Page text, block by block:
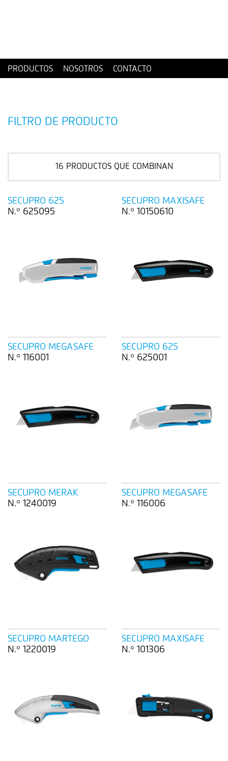
PRODUCTOS NOSOTROS CONTACTO
FILTRO DE PRODUCTO
16 PRODUCTOS QUE COMBINAN
SECUPRO 625
N.º 625095
SECUPRO MAXISAFE
N.º 10150610
SECUPRO MEGASAFE
N.º 116001
SECUPRO 625
N.º 625001
SECUPRO MERAK
N.º 1240019
SECUPRO MEGASAFE
N.º 116006
SECUPRO MARTEGO
N.º 1220019
SECUPRO MAXISAFE
N.º 101306